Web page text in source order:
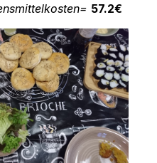
57.2€